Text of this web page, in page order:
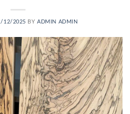
12/2025 BYADMIN ADMIN